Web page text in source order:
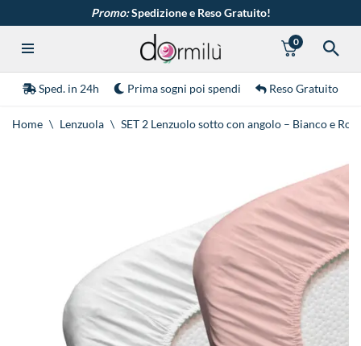
Vai
contenuto
Promo:Spedizione e Reso Gratuito!
0
Sped. in 24h Prima sogni poi spendi Reso Gratuito
Home \ Lenzuola \ SET 2 Lenzuolo sotto con angolo – Bianco e Rosa